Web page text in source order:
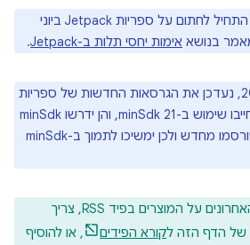
צוות Jetpack התחיל לחתום על ספריות Jetpack ביוני
אימות יחסי תלות ב-Jetpack .
החל מיוני 2025, נעדכן את הגרסאות החדשות של ספריות
AndroidX רבות שבעבר חייבו שימוש ב-minSdk 21, והן ידרשו minSdk
23. חלק מהספריות לא יפורסמו מחדש ולכן ימשיכו לתמוך ב-minSdk
כדי לקבל את העדכונים האחרונים על המוצרים בפיד RSS, צריך
קורא הפידים
, או להוסיף